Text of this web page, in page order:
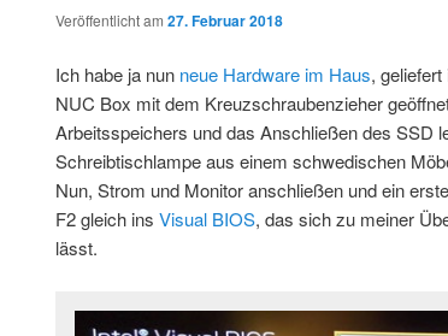
Veröffentlicht am 27. Februar 2018
Ich habe ja nun neue Hardware im Haus,
NUC Box mit dem Kreuzschraubenzieher
Arbeitsspeichers und das Anschließen des SSD
Schreibtischlampe aus einem schwedischen
Nun, Strom und Monitor anschließen und ein
F2 gleich ins Visual BIOS, das sich zu meiner
lässt.